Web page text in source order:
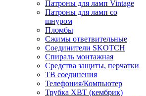
Патроны для ламп Vintage
Патроны для ламп со
шнуром
Пломбы
Сжимы ответвительные
Соединители SKOTCH
Спираль монтажная
Средства защиты, перчатки
ТВ соединения
Телефония/Компьютер
Трубка ХВТ (кембрик)